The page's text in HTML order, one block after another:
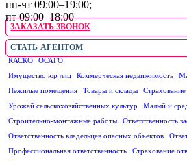
пн-чт 09:00–19:00;
пт 09:00–18:00
ЗАКАЗАТЬ ЗВОНОК
СТАТЬ АГЕНТОМ
КАСКО ОСАГО
Имущество юр лиц
Коммерческая недвижимость
Нежилые помещения
Товары и склады
Страхование
Урожай сельскохозяйственных культур
Малый и
Строительно-монтажные работы
Ответственность
Ответственность владельцев опасных объектов
Профессиональная ответственность
Страхование